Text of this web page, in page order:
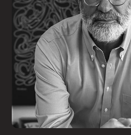
Inscribir
Boletería